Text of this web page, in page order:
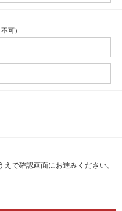
可）
で確認画面にお進みください。